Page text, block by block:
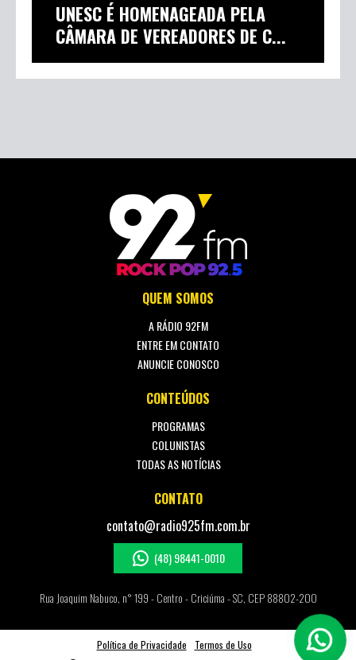
UNESC É HOMENAGEADA PELA
CÂMARA DE VEREADORES DE C...
QUEM SOMOS
A RÁDIO 92FM
ENTRE EM CONTATO
ANUNCIE CONOSCO
CONTEÚDOS
PROGRAMAS
COLUNISTAS
TODAS AS NOTÍCIAS
CONTATO
contato@radio925fm.com.br
(48) 98441-0010
Rua Joaquim Nabuco, n° 199 - Centro - Criciúma - SC, CEP 88802-200
Política de Privacidade
Termos de Uso